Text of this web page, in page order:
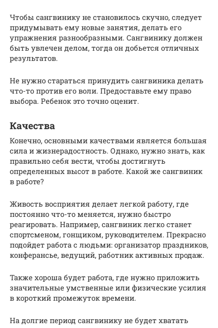
Чтобы сангвинику не становилось скучно, следует
придумывать ему новые занятия, делать его
упражнения разнообразными. Сангвинику должен
быть увлечен делом, тогда он добьется отличных
результатов.
Не нужно стараться принудить сангвиника делать
что-то против его воли. Предоставьте ему право
выбора. Ребенок это точно оценит.
Качества
Конечно, основными качествами является большая
сила и жизнерадостность. Однако, нужно знать, как
правильно себя вести, чтобы достигнуть
определенных высот в работе. Какой же сангвиник
в работе?
Живость восприятия делает легкой работу, где
постоянно что-то меняется, нужно быстро
реагировать. Например, сангвиник легко станет
спортсменом, гонщиком, руководителем. Прекрасно
подойдет работа с людьми: организатор праздников,
конферансье, ведущий, работник активных продаж.
Также хороша будет работа, где нужно приложить
значительные умственные или физические усилия
в короткий промежуток времени.
На долгие период сангвинику не будет хватать